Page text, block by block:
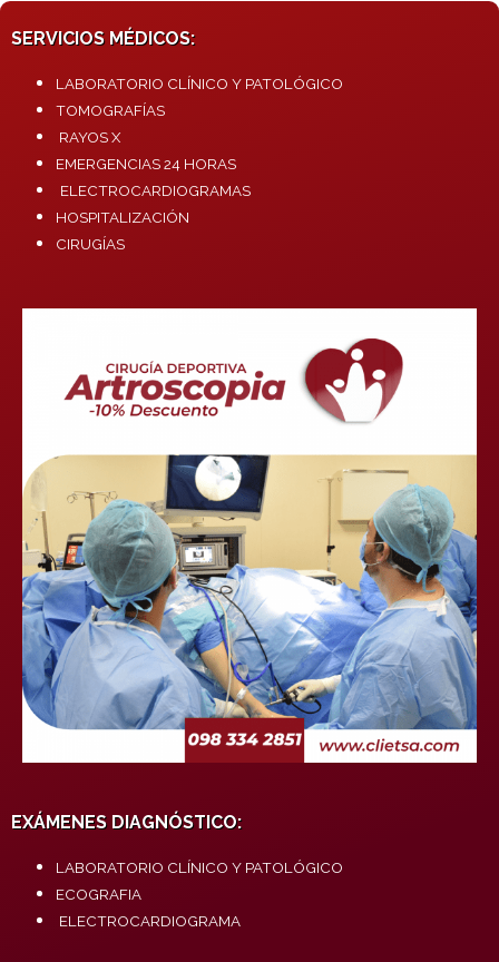
SERVICIOS MÉDICOS:
LABORATORIO CLÍNICO Y PATOLÓGICO
TOMOGRAFÍAS
RAYOS X
EMERGENCIAS 24 HORAS
ELECTROCARDIOGRAMAS
HOSPITALIZACIÓN
CIRUGÍAS
EXÁMENES DIAGNÓSTICO:
LABORATORIO CLÍNICO Y PATOLÓGICO
ECOGRAFIA
ELECTROCARDIOGRAMA